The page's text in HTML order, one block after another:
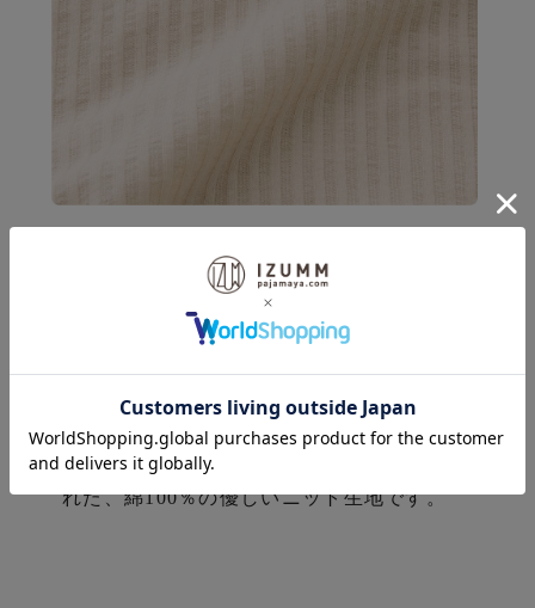
♪
「ニット素材ならではの伸縮
性」
触りが素肌にとっても心地いい。表面を凸凹
にすることで肌にベタ付くのを防ぎ、汗をか
いてもさらっと快適。
れた、綿100％の優しいニット生地です。